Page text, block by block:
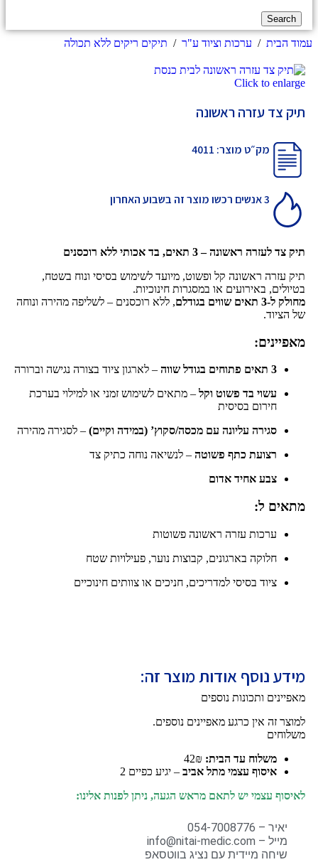
Search
עמוד הבית / ערכות וציוד ע"ר / תיקים ריקים ללא תכולה
Click to enlarge
תיק צד עזרה ראשונה
מק״ט מוצר: 4011
3 אנשים רכשו מוצר זה בשבוע האחרון
תיק צד לעזרה ראשונה – 3 תאים, בד אכותי ללא רוכסנים
תיק עזרה ראשונה קל ופשוט, מיועד לשימוש בסיסי ונוח בשטח,
בטיולים, באירועים או במסגרות חינוכיות.
מחולק ל-3 תאים שווים בגודלם
, ללא רוכסנים – לשליפה מהירה ונוחה
של הציוד.
מאפיינים:
3 תאים פתוחים בגודל שווה
– לארגון ציוד בצורה נגישה וברורה
עשוי בד פשוט וקל – מתאים לשימוש זמני או למילוי בערכת
חירום בסיסית
סגירה עליונה עם מכסה/סקוץ’ (במידה וקיים) – לסגירה מהירה
רצועת כתף פשוטה – לנשיאה נוחה כתיק צד
צבע אחיד אדום
מתאים ל:
ערכות עזרה ראשונה פשוטות
חלוקה בארגונים, קבוצות נוער, פעילויות שטח
ציוד בסיסי למדריכים, חניכים או צוותים חינוכיים
מידע נוסף אודות מוצר זה:
מאפיינים ותכונות נוספים
למוצר זה אין כרגע מאפיינים נוספים.
משלוחים
משלוח עד הבית:
איסוף עצמי מתל אביב – יגיע כפיים 2
לאיסוף עצמי יש לתאם מראש הגעה, ניתן לפנות אלינו:
יאיר – 054-7008776
מייל – info@nitai-medic.com
שיחה מיידית עם נציג בווטסאפ